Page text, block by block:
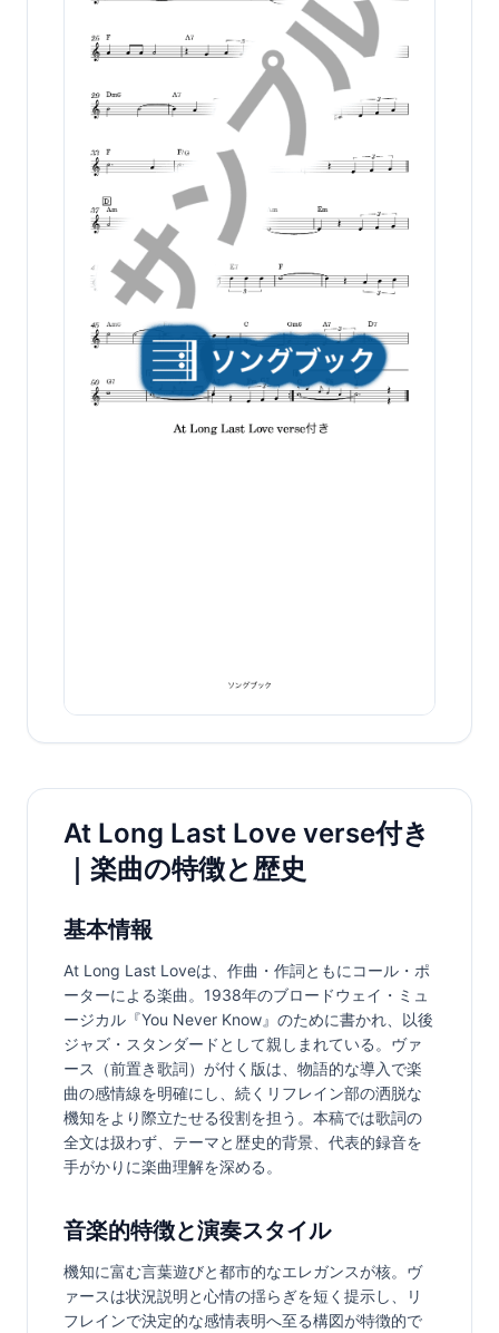
At Long Last Love verse付き
｜楽曲の特徴と歴史
基本情報
At Long Last Loveは、作曲・作詞ともにコール・ポ
ーターによる楽曲。1938年のブロードウェイ・ミュ
ージカル『You Never Know』のために書かれ、以後
ジャズ・スタンダードとして親しまれている。ヴァ
ース（前置き歌詞）が付く版は、物語的な導入で楽
曲の感情線を明確にし、続くリフレイン部の洒脱な
機知をより際立たせる役割を担う。本稿では歌詞の
全文は扱わず、テーマと歴史的背景、代表的録音を
手がかりに楽曲理解を深める。
音楽的特徴と演奏スタイル
機知に富む言葉遊びと都市的なエレガンスが核。ヴ
ァースは状況説明と心情の揺らぎを短く提示し、リ
フレインで決定的な感情表明へ至る構図が特徴的で